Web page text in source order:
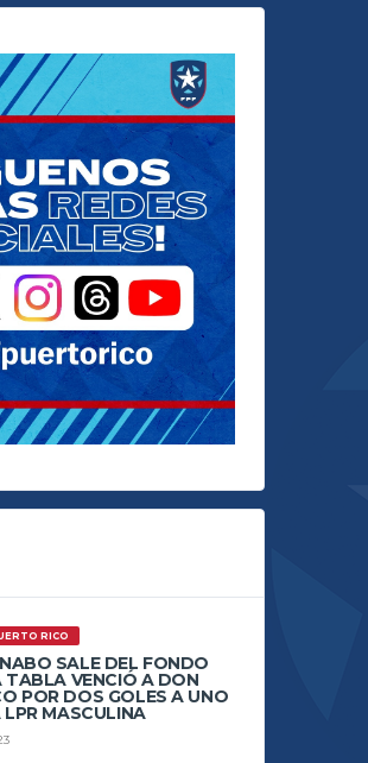
RICO
SALE DEL FONDO
TABLA VENCIÓ A DON
POR DOS GOLES A UNO
LPR MASCULINA